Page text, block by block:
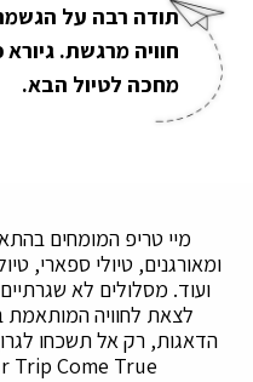
תודה רבה על
חוויה מרגשת.
מחכה לטיול הבא.
מיי טריפ המומחים
ומאורגנים, טיולי ספארי,
ועוד. מסלולים לא
לצאת לחוויה המותאמת
הדאגות, רק אל תשכחו
Trip Come True